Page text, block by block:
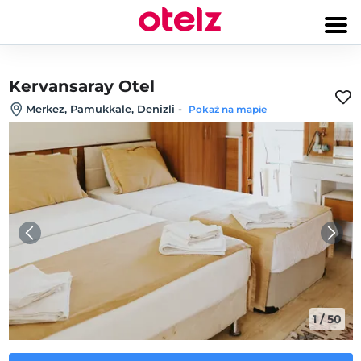
Kervansaray Otel
Merkez, Pamukkale, Denizli - Pokaż na mapie
1/50